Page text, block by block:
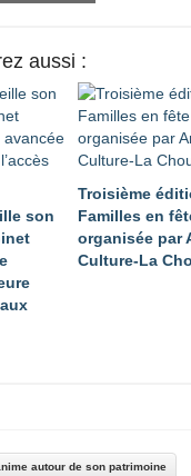
aussi :
son
Troisième
Familles en
organisée par
Culture-La
autour de son patrimoine